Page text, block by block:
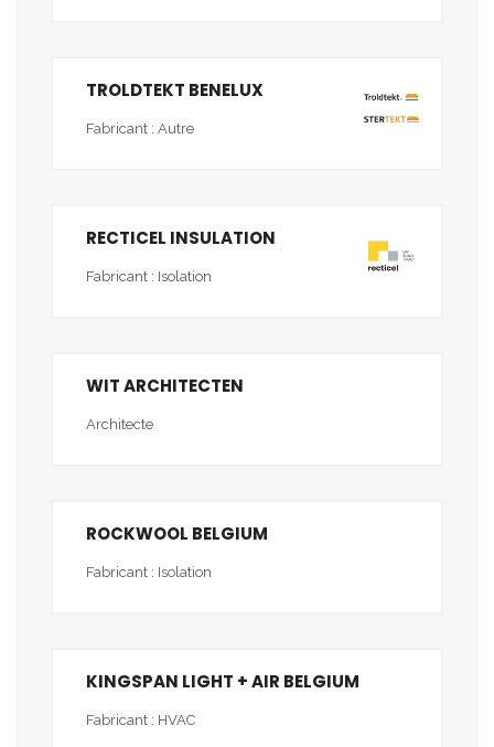
TROLDTEKT BENELUX
Fabricant : Autre
RECTICEL INSULATION
Fabricant : Isolation
WIT ARCHITECTEN
Architecte
ROCKWOOL BELGIUM
Fabricant : Isolation
KINGSPAN LIGHT + AIR BELGIUM
Fabricant : HVAC